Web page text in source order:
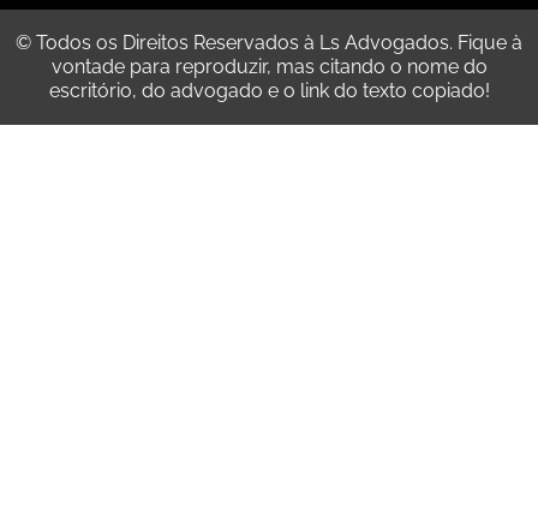
© Todos os Direitos Reservados à Ls Advogados. Fique à
vontade para reproduzir, mas citando o nome do
escritório, do advogado e o link do texto copiado!